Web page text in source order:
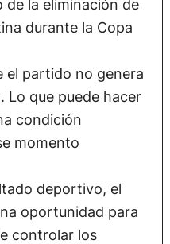
de la eliminación de
durante la Copa
el partido no genera
Lo que puede hacer
condición
momento
deportivo, el
oportunidad para
controlar los